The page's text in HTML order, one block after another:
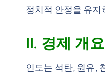
정치적 안정을 유
II. 경제 개
인도는 석탄, 원유,